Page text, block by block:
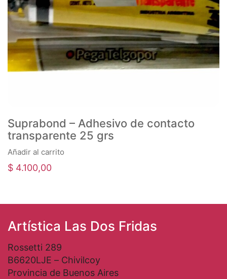
Suprabond – Adhesivo de contacto
transparente 25 grs
Añadir al carrito
$ 4.100,00
Artística Las Dos Fridas
Rossetti 289
B6620LJE – Chivilcoy
Provincia de Buenos Aires